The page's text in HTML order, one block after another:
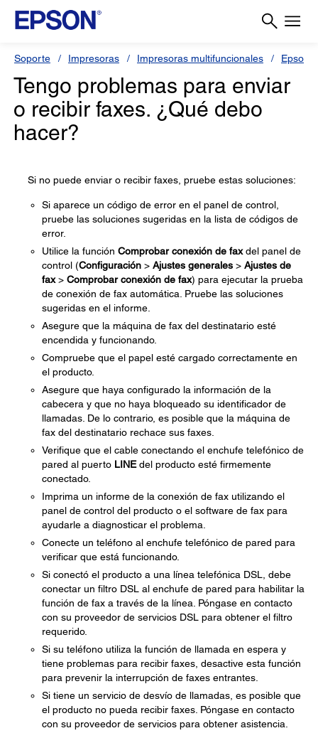
Soporte Impresoras Impresoras multifuncionales Epson
Tengo problemas para enviar
o recibir faxes. ¿Qué debo
hacer?
Si no puede enviar o recibir faxes, pruebe estas soluciones:
Si aparece un código de error en el panel de control,
pruebe las soluciones sugeridas en la lista de códigos de
error.
Utilice la función Comprobar conexión de faxdel panel de
control (Configuración > Ajustes generales > Ajustes de
fax> Comprobar conexión de fax) para ejecutar la prueba
de conexión de fax automática. Pruebe las soluciones
sugeridas en el informe.
Asegure que la máquina de fax del destinatario esté
encendida y funcionando.
Compruebe que el papel esté cargado correctamente en
el producto.
Asegure que haya configurado la información de la
cabecera y que no haya bloqueado su identificador de
llamadas. De lo contrario, es posible que la máquina de
fax del destinatario rechace sus faxes.
Verifique que el cable conectando el enchufe telefónico de
pared al puerto LINEdel producto esté firmemente
conectado.
Imprima un informe de la conexión de fax utilizando el
panel de control del producto o el software de fax para
ayudarle a diagnosticar el problema.
Conecte un teléfono al enchufe telefónico de pared para
verificar que está funcionando.
Si conectó el producto a una línea telefónica DSL, debe
conectar un filtro DSL al enchufe de pared para habilitar la
función de fax a través de la línea. Póngase en contacto
con su proveedor de servicios DSL para obtener el filtro
requerido.
Si su teléfono utiliza la función de llamada en espera y
tiene problemas para recibir faxes, desactive esta función
para prevenir la interrupción de faxes entrantes.
Si tiene un servicio de desvío de llamadas, es posible que
el producto no pueda recibir faxes. Póngase en contacto
con su proveedor de servicios para obtener asistencia.